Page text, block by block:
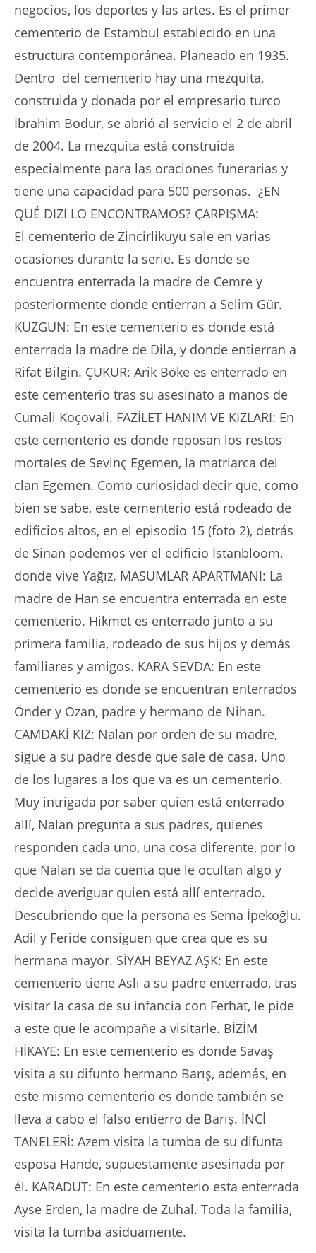
negocios, los deportes y las artes. Es el primer
cementerio de Estambul establecido en una
estructura contemporánea. Planeado en 1935.
Dentro del cementerio hay una mezquita,
construida y donada por el empresario turco
İbrahim Bodur, se abrió al servicio el 2 de abril
de 2004. La mezquita está construida
especialmente para las oraciones funerarias y
tiene una capacidad para 500 personas. ¿EN
QUÉ DIZI LO ENCONTRAMOS? ÇARPIŞMA:
El cementerio de Zincirlikuyu sale en varias
ocasiones durante la serie. Es donde se
encuentra enterrada la madre de Cemre y
posteriormente donde entierran a Selim Gür.
KUZGUN: En este cementerio es donde está
enterrada la madre de Dila, y donde entierran a
Rifat Bilgin. ÇUKUR: Arik Böke es enterrado en
este cementerio tras su asesinato a manos de
Cumali Koçovali. FAZİLET HANIM VE KIZLARI: En
este cementerio es donde reposan los restos
mortales de Sevinç Egemen, la matriarca del
clan Egemen. Como curiosidad decir que, como
bien se sabe, este cementerio está rodeado de
edificios altos, en el episodio 15 (foto 2), detrás
de Sinan podemos ver el edificio İstanbloom,
donde vive Yağız. MASUMLAR APARTMANI: La
madre de Han se encuentra enterrada en este
cementerio. Hikmet es enterrado junto a su
primera familia, rodeado de sus hijos y demás
familiares y amigos. KARA SEVDA: En este
cementerio es donde se encuentran enterrados
Önder y Ozan, padre y hermano de Nihan.
CAMDAKİ KIZ: Nalan por orden de su madre,
sigue a su padre desde que sale de casa. Uno
de los lugares a los que va es un cementerio.
Muy intrigada por saber quien está enterrado
allí, Nalan pregunta a sus padres, quienes
responden cada uno, una cosa diferente, por lo
que Nalan se da cuenta que le ocultan algo y
decide averiguar quien está allí enterrado.
Descubriendo que la persona es Sema İpekoğlu.
Adil y Feride consiguen que crea que es su
hermana mayor. SİYAH BEYAZ AŞK: En este
cementerio tiene Aslı a su padre enterrado, tras
visitar la casa de su infancia con Ferhat, le pide
a este que le acompañe a visitarle. BİZİM
HİKAYE: En este cementerio es donde Savaş
visita a su difunto hermano Barış, además, en
este mismo cementerio es donde también se
lleva a cabo el falso entierro de Barış. İNCİ
TANELERİ: Azem visita la tumba de su difunta
esposa Hande, supuestamente asesinada por
él. KARADUT: En este cementerio esta enterrada
Ayse Erden, la madre de Zuhal. Toda la familia,
visita la tumba asiduamente.